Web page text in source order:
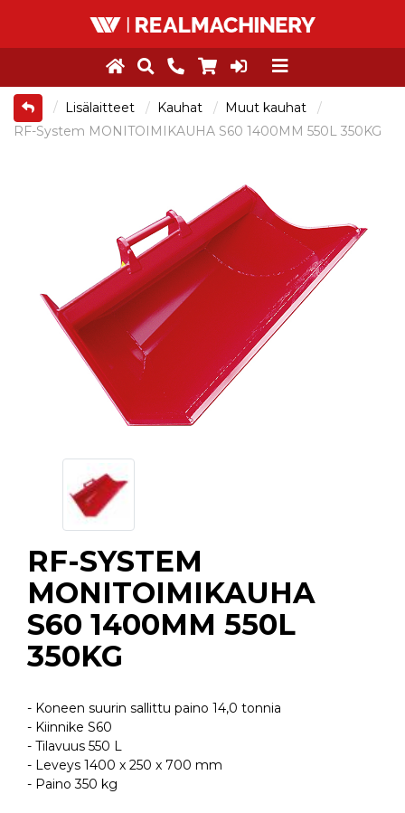
Lisälaitteet Kauhat
Muut kauhat
RF-System MONITOIMIKAUHA S60 1400MM 550L 350KG
RF-SYSTEM
MONITOIMIKAUHA
S60 1400MM 550L
350KG
- Koneen suurin sallittu paino 14,0 tonnia
- Kiinnike S60
- Tilavuus 550 L
- Leveys 1400 x 250 x 700 mm
- Paino 350 kg